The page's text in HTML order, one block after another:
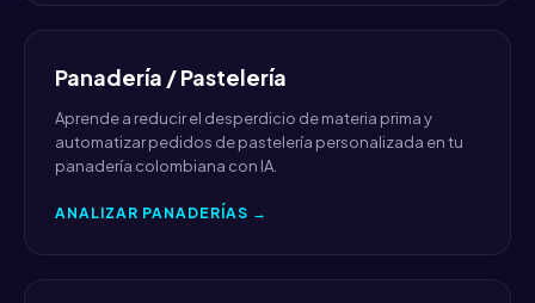
Panadería / Pastelería
Aprende a reducir el desperdicio de materia prima y
automatizar pedidos de pastelería personalizada en tu
panadería colombiana con IA.
ANALIZAR PANADERÍAS →